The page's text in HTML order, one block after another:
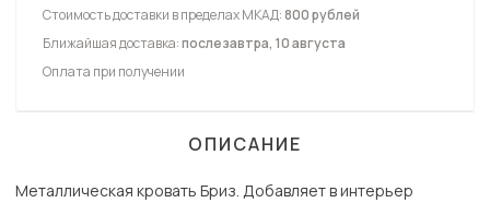
Стоимость доставки в пределах МКАД:800 рублей
Ближайшая доставка:послезавтра, 10 августа
Оплата при получении
ОПИСАНИЕ
Металлическая кровать Бриз. Добавляет в интерьер